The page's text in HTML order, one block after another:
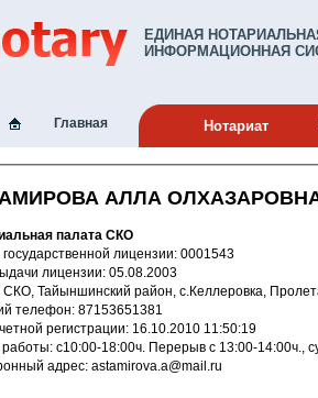
ЕДИНАЯ
ИНФОРМАЦИОННАЯ
Главная Нотариат
АЛЛА
палата СКО
Номер государственной лицензии: 0001543
Дата выдачи лицензии: 05.08.2003
Адрес: СКО, Тайыншинский район, с.Келлеровка,
Рабочий телефон: 87153651381
Дата учетной регистрации: 16.10.2010 11:50:19
Режим работы: с10:00-18:00ч. Перерыв с 13:00-
Электронный адрес: astamirova.а@mail.ru